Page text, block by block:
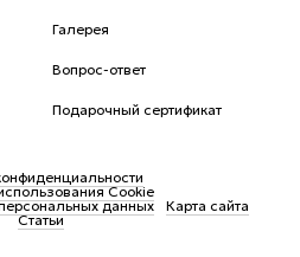
Галерея
Вопрос-ответ
Подарочный сертификат
Cookie
данных
Карта сайта
Статьи